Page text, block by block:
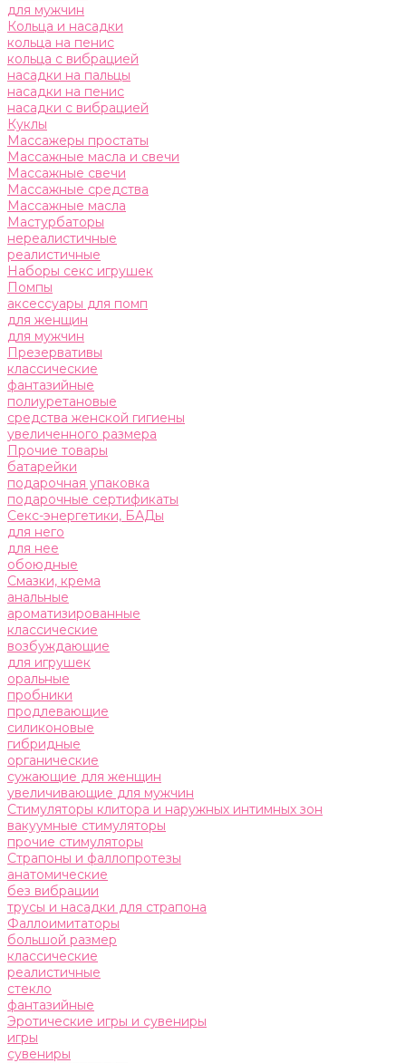
для мужчин
Кольца и насадки
кольца на пенис
кольца с вибрацией
насадки на пальцы
насадки на пенис
насадки с вибрацией
Куклы
Массажеры простаты
Массажные масла и свечи
Массажные свечи
Массажные средства
Массажные масла
Мастурбаторы
нереалистичные
реалистичные
Наборы секс игрушек
Помпы
аксессуары для помп
для женщин
для мужчин
Презервативы
классические
фантазийные
полиуретановые
средства женской гигиены
увеличенного размера
Прочие товары
батарейки
подарочная упаковка
подарочные сертификаты
Секс-энергетики, БАДы
для него
для нее
обоюдные
Смазки, крема
анальные
ароматизированные
классические
возбуждающие
для игрушек
оральные
пробники
продлевающие
силиконовые
гибридные
органические
сужающие для женщин
увеличивающие для мужчин
Стимуляторы клитора и наружных интимных зон
вакуумные стимуляторы
прочие стимуляторы
Страпоны и фаллопротезы
анатомические
без вибрации
трусы и насадки для страпона
Фаллоимитаторы
большой размер
классические
реалистичные
стекло
фантазийные
Эротические игры и сувениры
игры
сувениры